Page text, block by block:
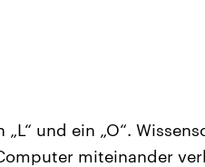
und ein „O“.
miteinander